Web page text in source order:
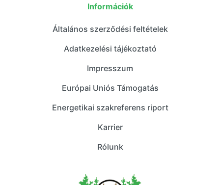
Információk
Általános szerződési feltételek
Adatkezelési tájékoztató
Impresszum
Európai Uniós Támogatás
Energetikai szakreferens riport
Karrier
Rólunk